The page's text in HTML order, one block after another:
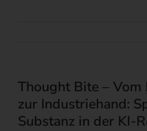
Thought Bite –
zur Industriehand:
Substanz in der KI-